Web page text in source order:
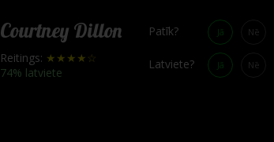
Courtney Dillon
Reitings: ★★★★☆
74% latviete
Patīk? Jā Nē
Latviete? Jā Nē